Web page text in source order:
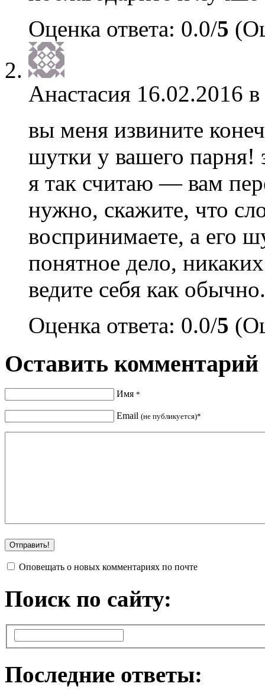
Оценка ответа: 0.0/5
Анастасия 16.02.2016
вы меня извините
шутки у вашего парня!
я так считаю — вам
нужно, скажите, что
воспринимаете, а его
понятное дело,
ведите себя как обычно.
Оценка ответа: 0.0/5
Оставить комментарий
Имя *
Email (не публикуется)*
Оповещать о новых комментариях по почте
Поиск по сайту:
Последние ответы: